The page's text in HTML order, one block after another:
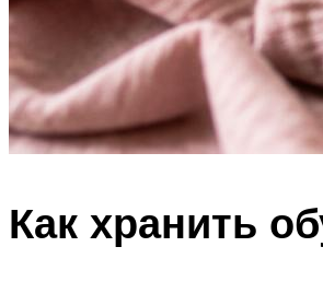
Как хранить